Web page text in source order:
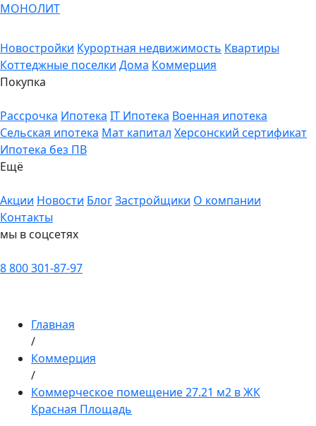
МОНОЛИТ
Новостройки Курортная недвижимость Квартиры
Коттеджные поселки Дома Коммерция
Покупка
Рассрочка Ипотека IT Ипотека Военная ипотека
Сельская ипотека Мат капитал Херсонский сертификат
Ипотека без ПВ
Ещё
Акции Новости БлогЗастройщики О компании
Контакты
мы в соцсетях
8 800 301-87-97
Главная
/
Коммерция
/
Коммерческое помещение 27.21 м2 в ЖК
Красная Площадь